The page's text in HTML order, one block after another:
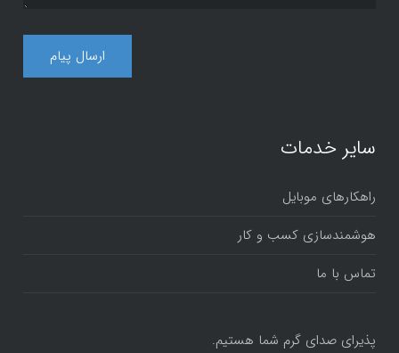
سایر خدمات
راهکارهای موبایل
هوشمندسازی کسب و کار
تماس با ما
پذیرای صدای گرم شما هستیم.